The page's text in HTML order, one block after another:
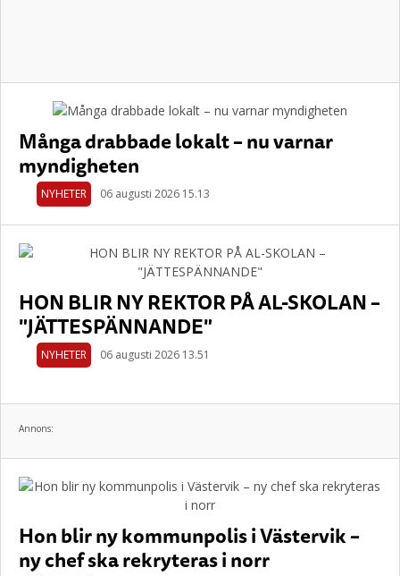
Många drabbade lokalt – nu varnar
myndigheten
NYHETER 06 augusti 2026 15.13
HON BLIR NY REKTOR PÅ AL-SKOLAN –
"JÄTTESPÄNNANDE"
NYHETER 06 augusti 2026 13.51
Annons:
Hon blir ny kommunpolis i Västervik –
ny chef ska rekryteras i norr